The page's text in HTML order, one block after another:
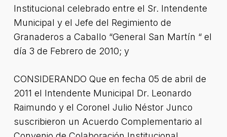
Institucional celebrado entre el Sr. Intendente
Municipal y el Jefe del Regimiento de
Granaderos a Caballo “General San Martín “ el
día 3 de Febrero de 2010; y
CONSIDERANDO Que en fecha 05 de abril de
2011 el Intendente Municipal Dr. Leonardo
Raimundo y el Coronel Julio Néstor Junco
suscribieron un Acuerdo Complementario al